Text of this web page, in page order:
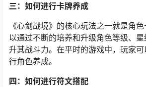
三：如何进行卡牌养成
《心剑战境》的核心玩法之一就是角
以通过不断的培养和升级角色等级、
升其战斗力。在平时的游戏中，玩家
行角色养成。
四：如何进行符文搭配